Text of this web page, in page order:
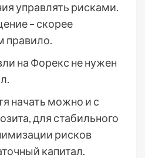
управлять рисками.
– скорее
правило.
на Форекс не нужен
начать можно и с
для стабильного
рисков
капитал.